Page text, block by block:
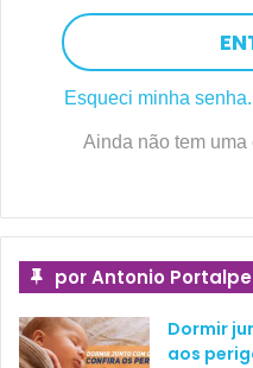
Esqueci minha
Ainda não tem uma
por Antonio
Dormir
aos